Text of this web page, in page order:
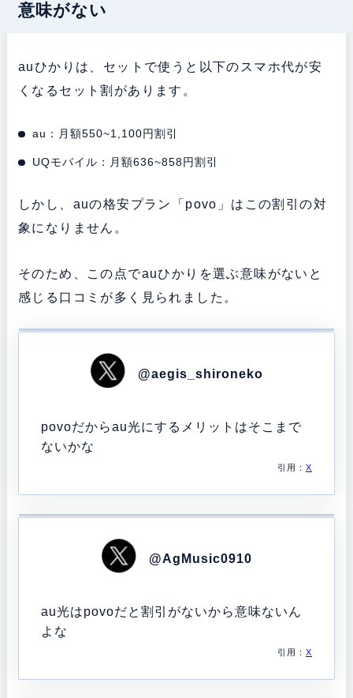
意味がない
auひかりは、セットで使うと以下のスマホ代が安
くなるセット割があります。
au：月額550~1,100円割引
UQモバイル：月額636~858円割引
しかし、auの格安プラン「povo」はこの割引の対
象になりません。
そのため、この点でauひかりを選ぶ意味がないと
感じる口コミが多く見られました。
@aegis_shironeko
povoだからau光にするメリットはそこまで
ないかな
引用：X
@AgMusic0910
au光はpovoだと割引がないから意味ないん
よな
引用：X